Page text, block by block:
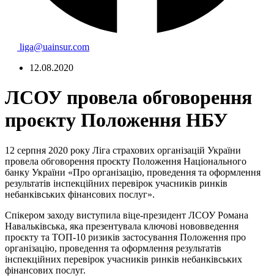
liga@uainsur.com
12.08.2020
ЛСОУ провела обговорення
проєкту Положення НБУ
12 серпня 2020 року Ліга страхових організацій України
провела обговорення проєкту Положення Національного
банку України «Про організацію, проведення та оформлення
результатів інспекційних перевірок учасників ринків
небанківських фінансових послуг».
Спікером заходу виступила віце-президент ЛСОУ Романа
Навальківська, яка презентувала ключові нововведення
проєкту та ТОП-10 ризиків застосування Положення про
організацію, проведення та оформлення результатів
інспекційних перевірок учасників ринків небанківських
фінансових послуг.